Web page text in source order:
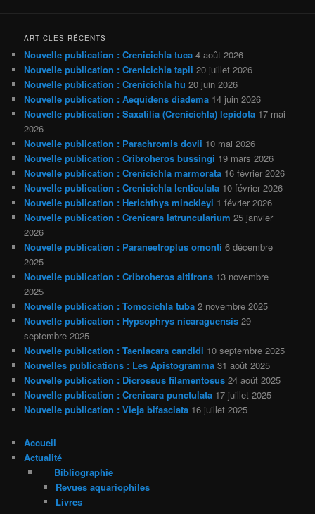
ARTICLES RÉCENTS
Nouvelle publication : Crenicichla tuca 4 août 2026
Nouvelle publication : Crenicichla tapii 20 juillet 2026
Nouvelle publication : Crenicichla hu 20 juin 2026
Nouvelle publication : Aequidens diadema 14 juin 2026
Nouvelle publication : Saxatilia (Crenicichla) lepidota 17 mai
2026
Nouvelle publication : Parachromis dovii 10 mai 2026
Nouvelle publication : Cribroheros bussingi 19 mars 2026
Nouvelle publication : Crenicichla marmorata 16 février 2026
Nouvelle publication : Crenicichla lenticulata 10 février 2026
Nouvelle publication : Herichthys minckleyi 1 février 2026
Nouvelle publication : Crenicara latruncularium 25 janvier
2026
Nouvelle publication : Paraneetroplus omonti 6 décembre
2025
Nouvelle publication : Cribroheros altifrons 13 novembre
2025
Nouvelle publication : Tomocichla tuba 2 novembre 2025
Nouvelle publication : Hypsophrys nicaraguensis 29
septembre 2025
Nouvelle publication : Taeniacara candidi 10 septembre 2025
Nouvelles publications : Les Apistogramma 31 août 2025
Nouvelle publication : Dicrossus filamentosus 24 août 2025
Nouvelle publication : Crenicara punctulata 17 juillet 2025
Nouvelle publication : Vieja bifasciata 16 juillet 2025
Accueil
Actualité
Bibliographie
Revues aquariophiles
Livres